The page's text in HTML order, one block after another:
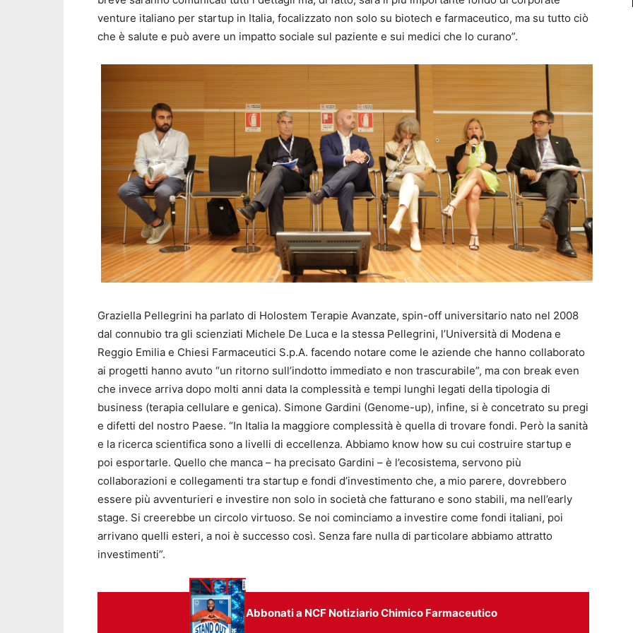
venture italiano per startup in Italia, focalizzato non solo su biotech e farmaceutico, ma su tutto ciò
che è salute e può avere un impatto sociale sul paziente e sui medici che lo curano”.
Graziella Pellegrini ha parlato di Holostem Terapie Avanzate, spin-off universitario nato nel 2008
dal connubio tra gli scienziati Michele De Luca e la stessa Pellegrini, l’Università di Modena e
Reggio Emilia e Chiesi Farmaceutici S.p.A. facendo notare come le aziende che hanno collaborato
ai progetti hanno avuto “un ritorno sull’indotto immediato e non trascurabile”, ma con break even
che invece arriva dopo molti anni data la complessità e tempi lunghi legati della tipologia di
business (terapia cellulare e genica). Simone Gardini (Genome-up), infine, si è concetrato su pregi
e difetti del nostro Paese. “In Italia la maggiore complessità è quella di trovare fondi. Però la sanità
e la ricerca scientifica sono a livelli di eccellenza. Abbiamo know how su cui costruire startup e
poi esportarle. Quello che manca – ha precisato Gardini – è l’ecosistema, servono più
collaborazioni e collegamenti tra startup e fondi d’investimento che, a mio parere, dovrebbero
essere più avventurieri e investire non solo in società che fatturano e sono stabili, ma nell’early
stage. Si creerebbe un circolo virtuoso. Se noi cominciamo a investire come fondi italiani, poi
arrivano quelli esteri, a noi è successo così. Senza fare nulla di particolare abbiamo attratto
investimenti”.
Abbonati a NCF Notiziario Chimico Farmaceutico